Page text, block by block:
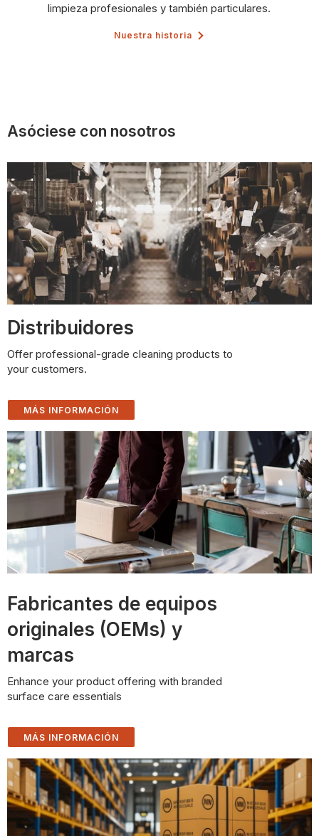
limpieza profesionales y también particulares.
Nuestra historia
Asóciese con nosotros
Distribuidores
Offer professional-grade cleaning products to
your customers.
MÁS INFORMACIÓN
Fabricantes de equipos
originales (OEMs) y
marcas
Enhance your product offering with branded
surface care essentials
MÁS INFORMACIÓN